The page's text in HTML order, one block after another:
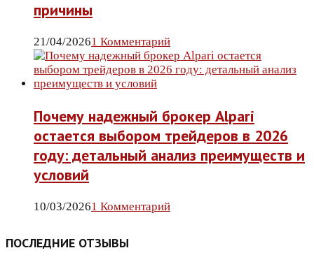
причины
21/04/20261 Комментарий
Почему надежный брокер Alpari
остается выбором трейдеров в 2026
году: детальный анализ преимуществ и
условий
10/03/20261 Комментарий
ПОСЛЕДНИЕ ОТЗЫВЫ